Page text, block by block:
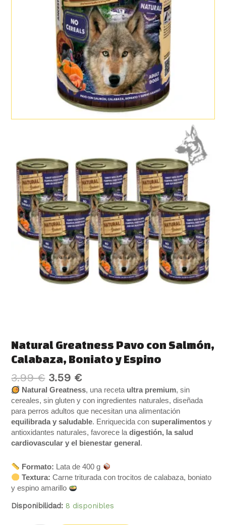
Natural Greatness Pavo con Salmón,
Calabaza, Boniato y Espino
3.99€ 3.59 €
Natural Greatness, una receta ultra premium, sin
cereales, sin gluten y con ingredientes naturales, diseñada
para perros adultos que necesitan una alimentación
equilibrada y saludable. Enriquecida consuperalimentos y
antioxidantes naturales, favorece ladigestión, la salud
cardiovascular y el bienestar general .
Formato: Lata de 400 g
Textura: Carne triturada con trocitos de calabaza, boniato
y espino amarillo
Disponibilidad: 8 disponibles